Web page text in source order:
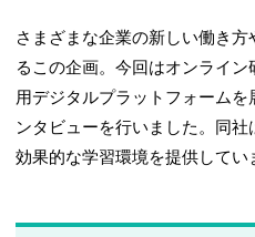
さまざまな企業の新しい働き
るこの企画。今回はオンライ
用デジタルプラットフォームを
ンタビューを行いました。同社
効果的な学習環境を提供してい